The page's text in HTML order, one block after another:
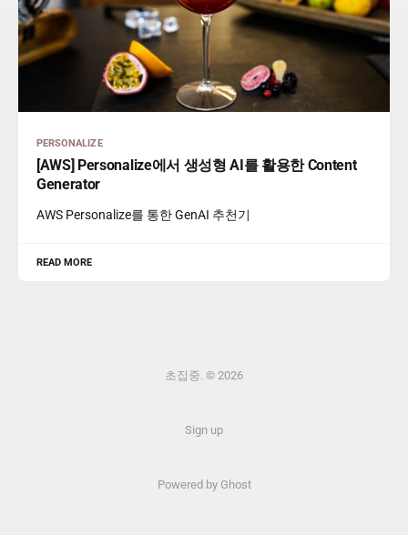
PERSONALIZE
[AWS] Personalize에서 생성형 AI를 활용한 Content
Generator
AWS Personalize를 통한 GenAI 추천기
READ MORE
초집중. © 2026
Sign up
Powered by Ghost